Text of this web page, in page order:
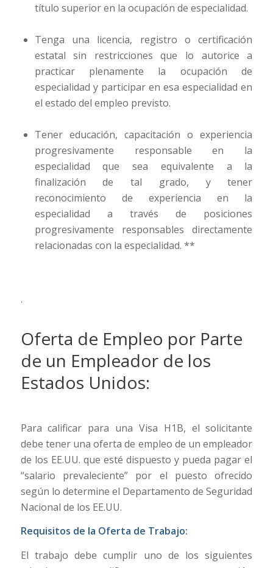
título superior en la ocupación de especialidad.
Tenga una licencia, registro o certificación
estatal sin restricciones que lo autorice a
practicar plenamente la ocupación de
especialidad y participar en esa especialidad en
el estado del empleo previsto.
Tener educación, capacitación o experiencia
progresivamente responsable en la
especialidad que sea equivalente a la
finalización de tal grado, y tener
reconocimiento de experiencia en la
especialidad a través de posiciones
progresivamente responsables directamente
relacionadas con la especialidad. **
.
Oferta de Empleo por Parte
de un Empleador de los
Estados Unidos:
Para calificar para una Visa H1B, el solicitante
debe tener una oferta de empleo de un empleador
de los EE.UU. que esté dispuesto y pueda pagar el
“salario prevaleciente” por el puesto ofrecido
según lo determine el Departamento de Seguridad
Nacional de los EE.UU.
Requisitos de la Oferta de Trabajo:
El trabajo debe cumplir uno de los siguientes